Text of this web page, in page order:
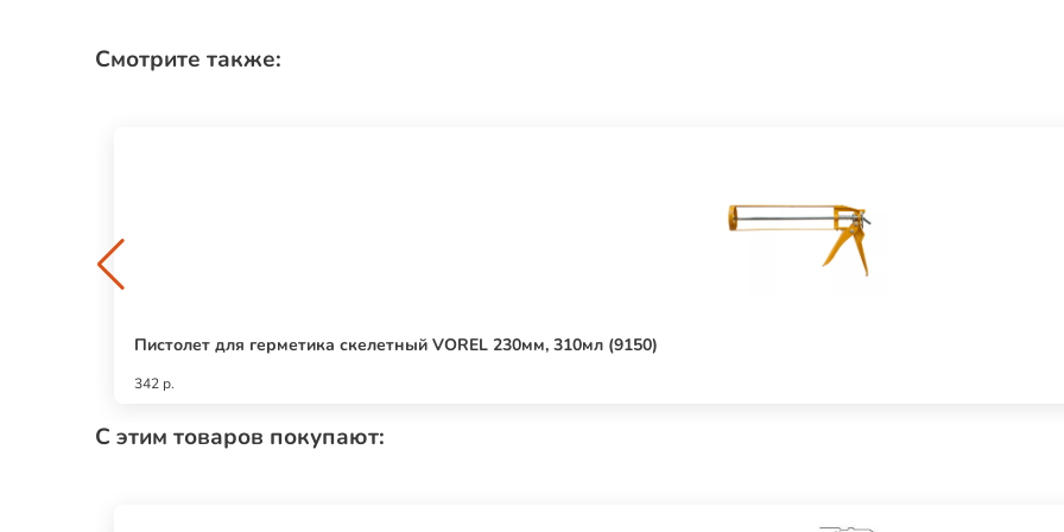
Смотрите также:
Пистолет для герметика скелетный VOREL 230мм, 310мл (9150)
342 р.
С этим товаров покупают: